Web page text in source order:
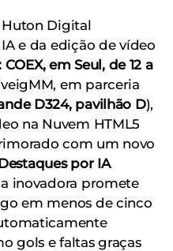
Digital
​​e da edição de vídeo
em Seul, de 12 a
em parceria
D324, pavilhão D),
na Nuvem HTML5
com um novo
por IA
inovadora promete
em menos de cinco
gols e faltas graças